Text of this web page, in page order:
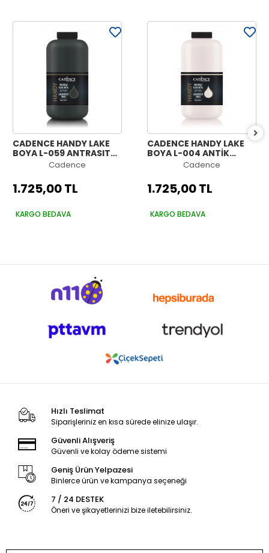
CADENCE HANDY LAKE
BOYA L-059 ANTRASIT
Cadence
1.725,00 TL
KARGO BEDAVA
CADENCE HANDY LAKE
BOYA L-004 ANTİK
BEYAZ 2000ML
Cadence
1.725,00 TL
KARGO BEDAVA
Hızlı Teslimat
Siparişleriniz en kısa sürede elinize ulaşır.
Güvenli Alışveriş
Güvenli ve kolay ödeme sistemi
Geniş Ürün Yelpazesi
Binlerce ürün ve kampanya seçeneği
7 / 24 DESTEK
Öneri ve şikayetlerinizi bize iletebilirsiniz.